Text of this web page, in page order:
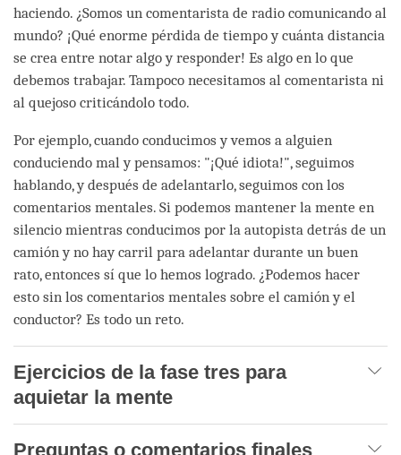
haciendo. ¿Somos un comentarista de radio comunicando al
mundo? ¡Qué enorme pérdida de tiempo y cuánta distancia
se crea entre notar algo y responder! Es algo en lo que
debemos trabajar. Tampoco necesitamos al comentarista ni
al quejoso criticándolo todo.
Por ejemplo, cuando conducimos y vemos a alguien
conduciendo mal y pensamos: "¡Qué idiota!", seguimos
hablando, y después de adelantarlo, seguimos con los
comentarios mentales. Si podemos mantener la mente en
silencio mientras conducimos por la autopista detrás de un
camión y no hay carril para adelantar durante un buen
rato, entonces sí que lo hemos logrado. ¿Podemos hacer
esto sin los comentarios mentales sobre el camión y el
conductor? Es todo un reto.
Ejercicios de la fase tres para
aquietar la mente
Preguntas o comentarios finales